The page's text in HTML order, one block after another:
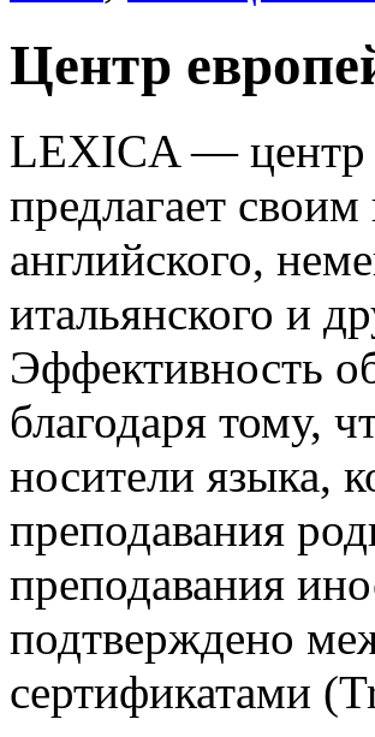
Центр
LEXICA — центр
предлагает
английского,
итальянского и
Эффективность
благодаря тому,
носители языка,
преподавания
преподавания
подтверждено
сертификатами